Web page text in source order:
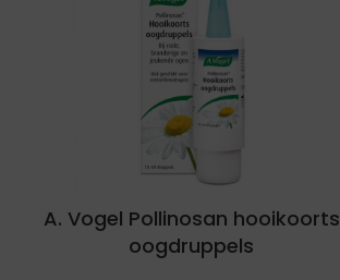
A. Vogel Pollinosan hooikoorts
oogdruppels